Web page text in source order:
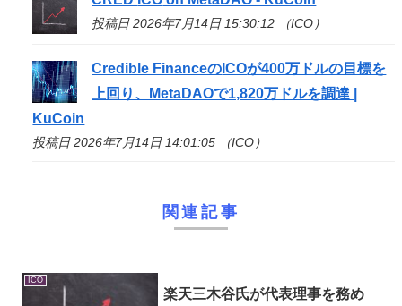
投稿日 2026年7月14日 15:30:12 （ICO）
Credible Financeの ICOが400万ドルの目標を
上回り、MetaDAOで1,820万ドルを調達 |
KuCoin
投稿日 2026年7月14日 14:01:05 （ICO）
関連記事
ICO
楽天三木谷氏が代表理事を務め